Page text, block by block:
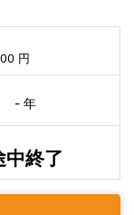
円
- 年
中終了